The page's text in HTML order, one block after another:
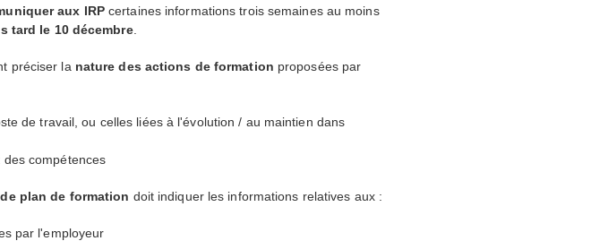
aux IRP certaines informations trois semaines au moins
tard le 10 décembre.
préciser la nature des actions de formation proposées par
de travail, ou celles liées à l'évolution / au maintien dans
compétences
plan de formation doit indiquer les informations relatives aux :
par l'employeur